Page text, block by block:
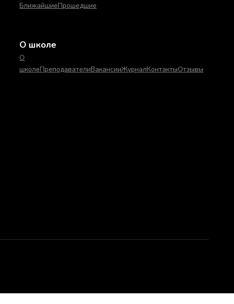
БлижайшиеПрошедшие
О школе
О
школеПреподавателиВакансииЖурналКонтактыОтзывы